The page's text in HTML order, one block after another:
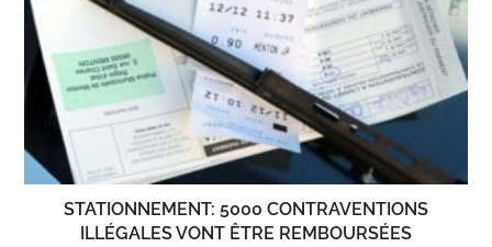
STATIONNEMENT: 5000 CONTRAVENTIONS
ILLÉGALES VONT ÊTRE REMBOURSÉES